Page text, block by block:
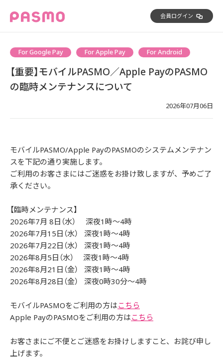
会員ログイン
【重要】モバイルPASMO／Apple PayのPASMO
の臨時メンテナンスについて
For Google Pay For Apple Pay For Android
2026年07月06日
モバイルPASMO/Apple PayのPASMOのシステムメンテナン
スを下記の通り実施します。
ご利用のお客さまにはご迷惑をお掛け致しますが、予めご了
承ください。
【臨時メンテナンス】
2026年7月 8日（水） 深夜1時～4時
2026年7月15日（水） 深夜1時～4時
2026年7月22日（水） 深夜1時～4時
2026年8月5日（水） 深夜1時～4時
2026年8月21日（金） 深夜1時～4時
2026年8月28日（金） 深夜0時30分～4時
モバイルPASMOをご利用の方はこちら
Apple PayのPASMOをご利用の方はこちら
お客さまにご不便とご迷惑をお掛けしますこと、お詫び申し
上げます。